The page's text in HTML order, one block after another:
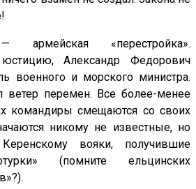
«перестройка».
юстицию, Александр Федорович
военного и морского министра.
ветер перемен. Все более-менее
командиры смещаются со своих
никому не известные, но
вояки, получившие
(помните ельцинских